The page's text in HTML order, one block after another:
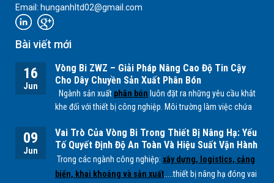
Email: hunganhltd02@gmail.com
Bài viết mới
16
Jun
Vòng Bi ZWZ – Giải Pháp Nâng Cao Độ Tin Cậy
Cho Dây Chuyền Sản Xuất Phân Bón
Ngành sản xuất phân bón luôn đặt ra những yêu cầu khắt
khe đối với thiết bị công nghiệp. Môi trường làm việc chứa
quá trình sản xuấtNPK, lân, đạm
... có thể ảnh hưởng trực
tiếp đến tuổi thọ của các bộ phận cơ khí, đặc biệt làvòng
bi.
09
Jun
Vai Trò Của Vòng Bi Trong Thiết Bị Nâng Hạ: Yếu
Tố Quyết Định Độ An Toàn Và Hiệu Suất Vận Hành
Trong các ngành công nghiệp: xây dựng, logistics, cảng
biển, khai khoáng và sản xuất .....thiết bị nâng hạ đóng vai